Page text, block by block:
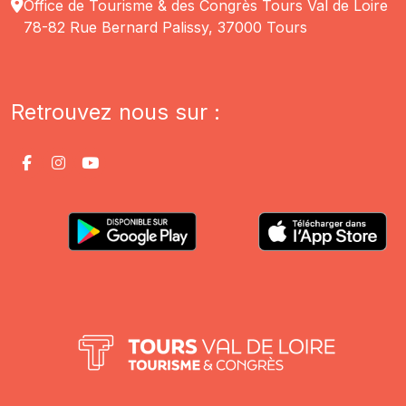
Office de Tourisme & des Congrès Tours Val de Loire
78-82 Rue Bernard Palissy, 37000 Tours
Retrouvez nous sur :